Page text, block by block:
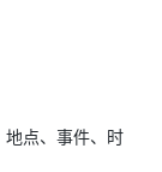
地点、事件、时